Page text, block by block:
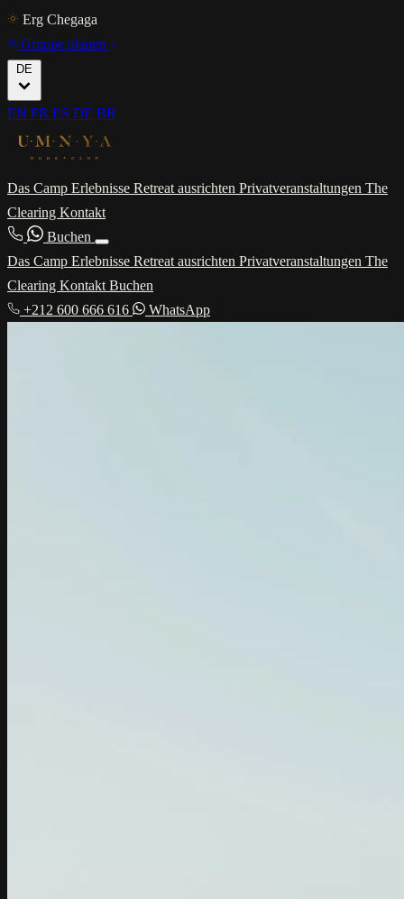
Erg Chegaga
Gruppe planen
DE
EN FR ES DE BR
Das Camp Erlebnisse Retreat ausrichten Privatveranstaltungen The
Clearing Kontakt
Buchen
Das Camp Erlebnisse Retreat ausrichten Privatveranstaltungen The
Clearing Kontakt Buchen
+212 600 666 616
WhatsApp